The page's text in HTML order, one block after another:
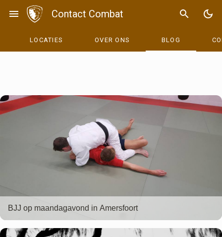
menu Contact Combat search dark_mode
LOCATIES OVER ONS BLOG
Blog
BJJ op maandagavond in Amersfoort